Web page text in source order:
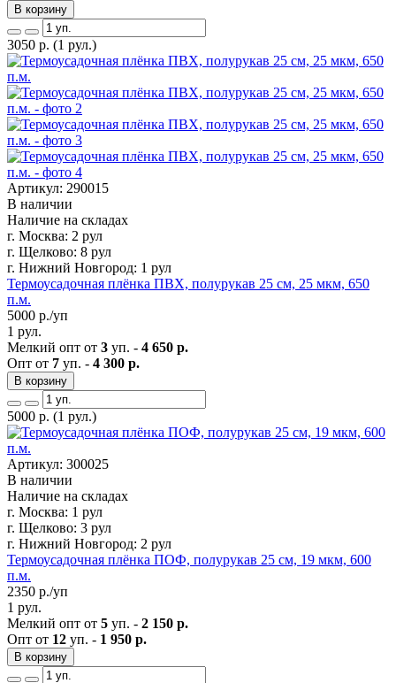
В корзину
3050 р. (1 рул.)
Артикул: 290015
В наличии
Наличие на складах
г. Москва: 2 рул
г. Щелково: 8 рул
г. Нижний Новгород: 1 рул
Термоусадочная плёнка ПВХ, полурукав 25 см, 25 мкм, 650
п.м.
5000 р./уп
1 рул.
Мелкий опт от 3 уп. - 4 650 р.
Опт от 7 уп. - 4 300 р.
В корзину
5000 р. (1 рул.)
Артикул: 300025
В наличии
Наличие на складах
г. Москва: 1 рул
г. Щелково: 3 рул
г. Нижний Новгород: 2 рул
Термоусадочная плёнка ПОФ, полурукав 25 см, 19 мкм, 600
п.м.
2350 р./уп
1 рул.
Мелкий опт от 5 уп. - 2 150 р.
Опт от 12 уп. - 1 950 р.
В корзину